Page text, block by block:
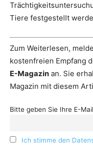
Tiere festgestellt
Zum Weiterlesen,
kostenfreien Empfang
E-Magazin an. Sie
Magazin mit diesem
Bitte geben Sie Ihre E-
Ich stimme den